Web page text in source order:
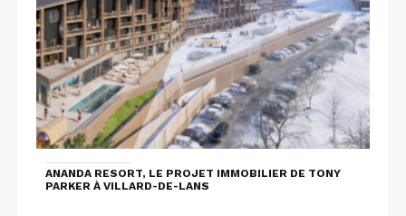
ANANDA RESORT, LE PROJET IMMOBILIER DE TONY
PARKER À VILLARD-DE-LANS